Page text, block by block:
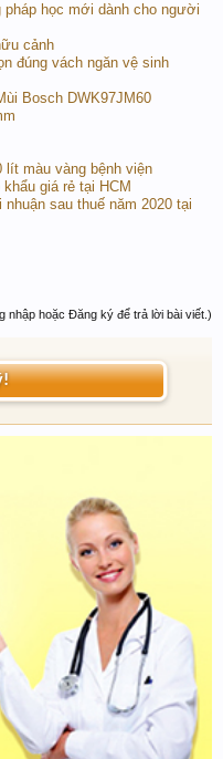
học mới dành cho người
cảnh
đúng vách ngăn vệ sinh
Bosch DWK97JM60
lít màu vàng bệnh viện
giá rẻ tại HCM
sau thuế năm 2020 tại
nhập hoặc Đăng ký để trả lời bài viết.)